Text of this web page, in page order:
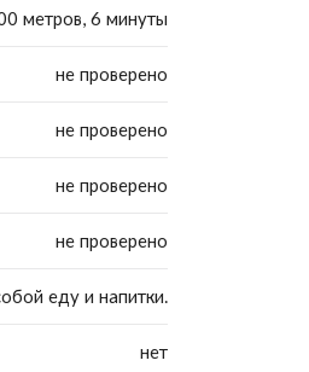
метров, 6 минуты
не проверено
не проверено
не проверено
не проверено
еду и напитки.
нет